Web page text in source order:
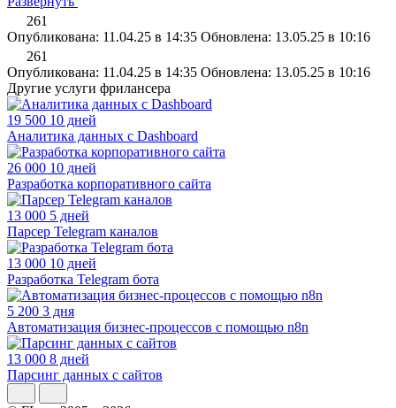
261
Опубликована: 11.04.25 в 14:35 Обновлена: 13.05.25 в 10:16
261
Опубликована: 11.04.25 в 14:35 Обновлена: 13.05.25 в 10:16
Другие услуги фрилансера
19 500 10 дней
Аналитика данных с Dashboard
26 000 10 дней
Разработка корпоративного сайта
13 000 5 дней
Парсер Telegram каналов
13 000 10 дней
Разработка Telegram бота
5 200 3 дня
Автоматизация бизнес-процессов с помощью n8n
13 000 8 дней
Парсинг данных с сайтов